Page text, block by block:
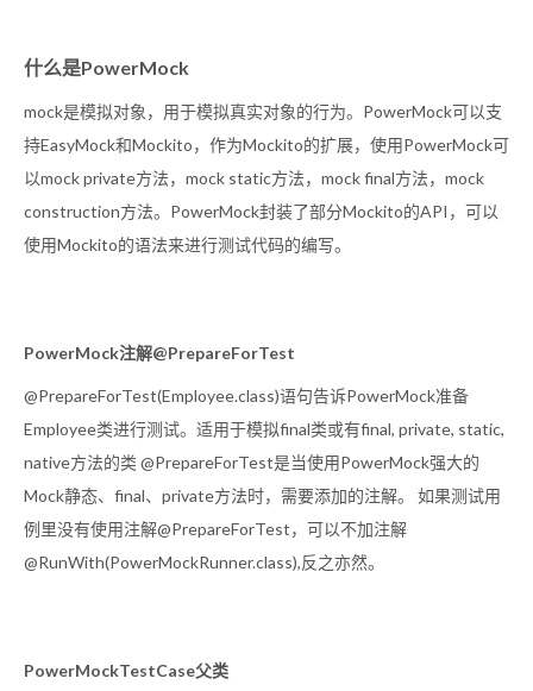
什么是PowerMock
mock是模拟对象，用于模拟真实对象的行为。PowerMock可以支
持EasyMock和Mockito，作为Mockito的扩展，使用PowerMock可
以mock private方法，mock static方法，mock final方法，mock
construction方法。PowerMock封装了部分Mockito的API，可以
使用Mockito的语法来进行测试代码的编写。
PowerMock注解@PrepareForTest
@PrepareForTest(Employee.class)语句告诉PowerMock准备
Employee类进行测试。适用于模拟final类或有final, private, static,
native方法的类 @PrepareForTest是当使用PowerMock强大的
Mock静态、final、private方法时，需要添加的注解。 如果测试用
例里没有使用注解@PrepareForTest，可以不加注解
@RunWith(PowerMockRunner.class),反之亦然。
PowerMockTestCase父类